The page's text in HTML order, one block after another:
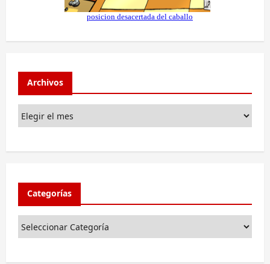
Archivos
Categorías